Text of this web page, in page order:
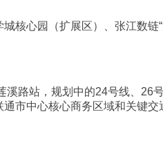
核心园（扩展区）、张江数
路站，规划中的24号线、26
市中心核心商务区域和关键交